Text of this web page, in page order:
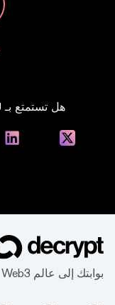
هل تستمتع بـ Decrypt U؟ شارك مع أصدقائك.
بوابتك إلى عالم Web3